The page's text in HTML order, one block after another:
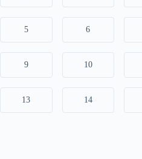
5 6
9 10
13 14